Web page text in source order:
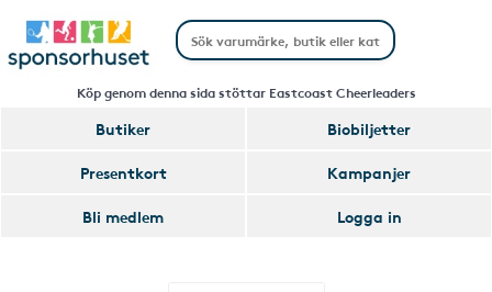
Köp genom denna sida stöttar Eastcoast Cheerleaders
Butiker
Biobiljetter
Presentkort
Kampanjer
Bli medlem
Logga in